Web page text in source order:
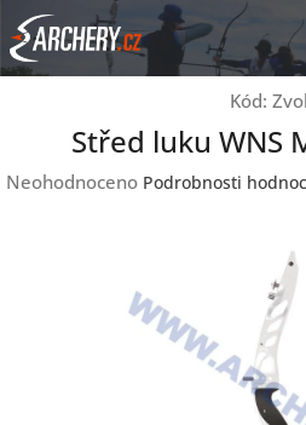
Přejít
na
obsah
Kód:
Střed luku WNS
Průměrné
Neohodnoceno Podrobnosti